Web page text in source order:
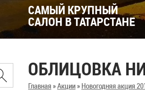
САМЫЙ КРУПНЫЙ
САЛОН В ТАТАРСТАНЕ
ОБЛИЦОВКА
Главная»Акции» Новогодняя акция